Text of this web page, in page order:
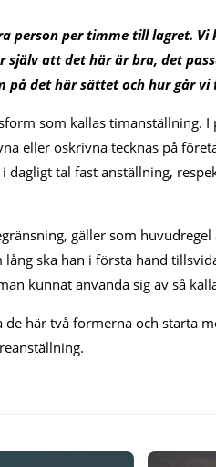
person per timme till lagret.
att det här är bra, det
på det här sättet och hur går vi
som kallas timanställning.
eller oskrivna tecknas på
dagligt tal fast anställning,
gäller som
ska han i första hand
kunnat använda sig av så
de här två formerna och starta